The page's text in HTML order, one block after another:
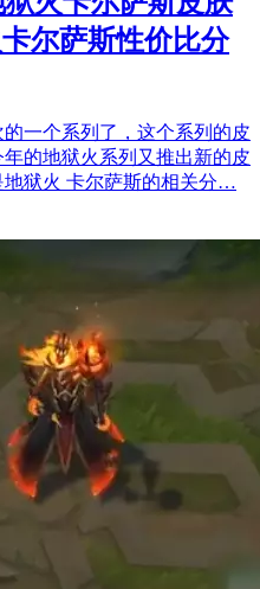
尔萨斯性价比分
一个系列了，这个系列的皮
的地狱火系列又推出新的皮
地狱火 卡尔萨斯的相关分…